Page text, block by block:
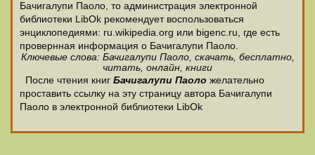
Бачигалупи Паоло, то администрация электронной
библиотеки LibOk рекомендует воспользоваться
энциклопедиями: ru.wikipedia.org или bigenc.ru, где есть
провернная информация о Бачигалупи Паоло.
Ключевые слова: Бачигалупи Паоло, скачать, бесплатно,
читать, онлайн, книги
После чтения книг Бачигалупи Паоло желательно
проставить ссылку на эту страницу автора Бачигалупи
Паоло в электронной библиотеки LibOk